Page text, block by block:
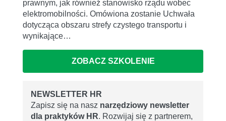
prawnym, jak również stanowisko rządu wobec
elektromobilności. Omówiona zostanie Uchwała
dotycząca obszaru strefy czystego transportu i
wynikające…
ZOBACZ SZKOLENIE
NEWSLETTER HR
Zapisz się na nasz narzędziowy newsletter
dla praktyków HR. Rozwijaj się z partnerem,